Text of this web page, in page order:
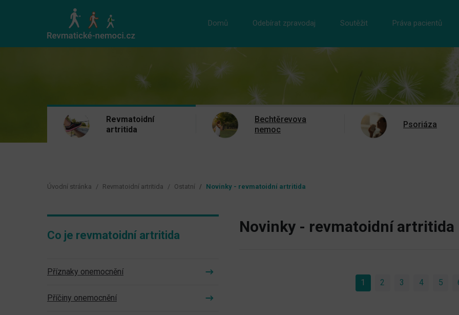
Domů Odebírat zpravodaj Soutěžit Práva pacientů
Revmatoidní
artritida
Bechtěrevova
nemoc
Psoriáza
Úvodní stránka Revmatoidní artritida Ostatní Novinky - revmatoidní artritida
Novinky - revmatoidní artritida
1 (current)
2 3 4 5
Co je revmatoidní artritida
Příznaky onemocnění
Příčiny onemocnění